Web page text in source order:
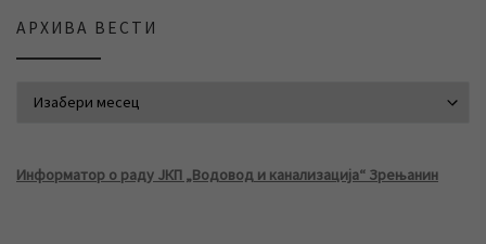
АРХИВА ВЕСТИ
Информатор о раду ЈКП „Водовод и канализација“ Зрењанин